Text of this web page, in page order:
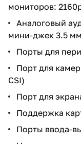
мониторов:
Аналоговый
мини-джек 3.5 мм
Порты для
Порт для
CSI)
Порт для
Поддержка
Порты ввода-